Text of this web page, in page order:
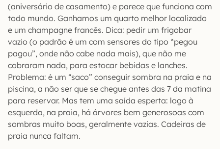
(aniversário de casamento) e parece que funciona com
todo mundo. Ganhamos um quarto melhor localizado
e um champagne francês. Dica: pedir um frigobar
vazio (o padrão é um com sensores do tipo “pegou
pagou”, onde não cabe nada mais), que não me
cobraram nada, para estocar bebidas e lanches.
Problema: é um “saco” conseguir sombra na praia e na
piscina, a não ser que se chegue antes das 7 da matina
para reservar. Mas tem uma saída esperta: logo à
esquerda, na praia, há árvores bem generosoas com
sombras muito boas, geralmente vazias. Cadeiras de
praia nunca faltam.